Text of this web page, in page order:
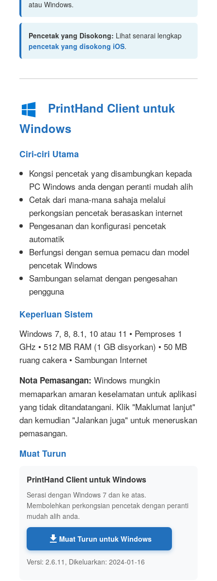
atau Windows.
Pencetak yang Disokong: Lihat senarai lengkap
pencetak yang disokong iOS.
PrintHand Client untuk
Windows
Ciri-ciri Utama
Kongsi pencetak yang disambungkan kepada
PC Windows anda dengan peranti mudah alih
Cetak dari mana-mana sahaja melalui
perkongsian pencetak berasaskan internet
Pengesanan dan konfigurasi pencetak
automatik
Berfungsi dengan semua pemacu dan model
pencetak Windows
Sambungan selamat dengan pengesahan
pengguna
Keperluan Sistem
Windows 7, 8, 8.1, 10 atau 11 • Pemproses 1
GHz • 512 MB RAM (1 GB disyorkan) • 50 MB
ruang cakera • Sambungan Internet
Nota Pemasangan: Windows mungkin
memaparkan amaran keselamatan untuk aplikasi
yang tidak ditandatangani. Klik "Maklumat lanjut"
dan kemudian "Jalankan juga" untuk meneruskan
pemasangan.
Muat Turun
PrintHand Client untuk Windows
Serasi dengan Windows 7 dan ke atas.
Membolehkan perkongsian pencetak dengan peranti
mudah alih anda.
Muat Turun untuk Windows
Versi: 2.6.11, Dikeluarkan: 2024-01-16